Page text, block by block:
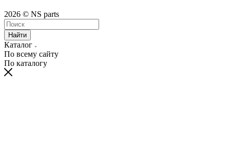
2026 © NS parts
Найти
Каталог
По всему сайту
По каталогу